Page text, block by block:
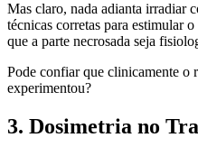
Mas claro, nada adianta irradiar
técnicas corretas para estimular
que a parte necrosada seja
Pode confiar que clinicamente o
experimentou?
3. Dosimetria no